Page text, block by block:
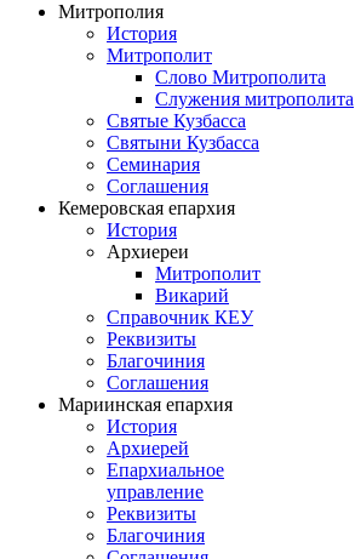
Митрополия
История
Митрополит
Слово Митрополита
Служения митрополита
Святые Кузбасса
Святыни Кузбасса
Семинария
Соглашения
Кемеровская епархия
История
Архиереи
Митрополит
Викарий
Справочник КЕУ
Реквизиты
Благочиния
Соглашения
Мариинская епархия
История
Архиерей
Епархиальное
управление
Реквизиты
Благочиния